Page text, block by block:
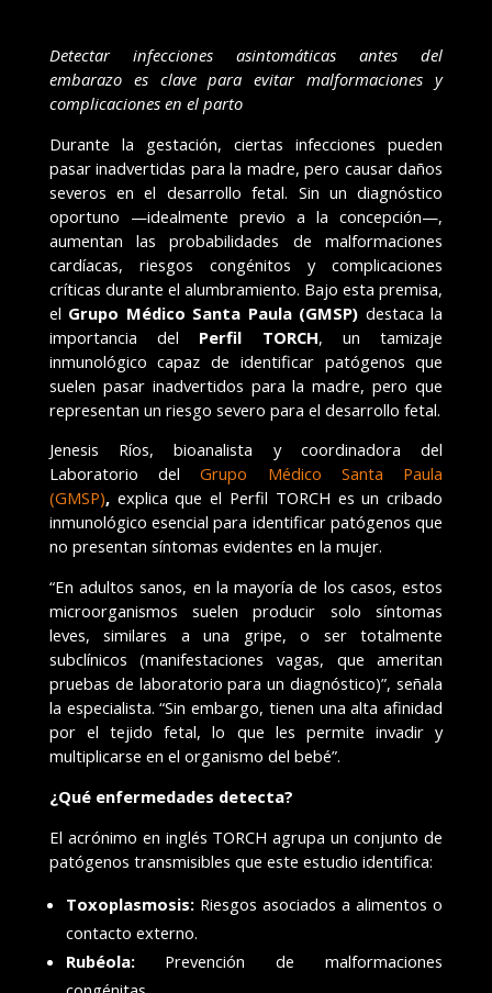
Detectar infecciones asintomáticas antes del
embarazo es clave para evitar malformaciones y
complicaciones en el parto
Durante la gestación, ciertas infecciones pueden
pasar inadvertidas para la madre, pero causar daños
severos en el desarrollo fetal. Sin un diagnóstico
oportuno —idealmente previo a la concepción—,
aumentan las probabilidades de malformaciones
cardíacas, riesgos congénitos y complicaciones
críticas durante el alumbramiento. Bajo esta premisa,
el Grupo Médico Santa Paula (GMSP) destaca la
importancia del Perfil TORCH, un tamizaje
inmunológico capaz de identificar patógenos que
suelen pasar inadvertidos para la madre, pero que
representan un riesgo severo para el desarrollo fetal.
Jenesis Ríos, bioanalista y coordinadora del
Laboratorio delGrupo Médico Santa Paula
(GMSP),explica que el Perfil TORCH es un cribado
inmunológico esencial para identificar patógenos que
no presentan síntomas evidentes en la mujer.
“En adultos sanos, en la mayoría de los casos, estos
microorganismos suelen producir solo síntomas
leves, similares a una gripe, o ser totalmente
subclínicos (manifestaciones vagas, que ameritan
pruebas de laboratorio para un diagnóstico)”, señala
la especialista. “Sin embargo, tienen una alta afinidad
por el tejido fetal, lo que les permite invadir y
multiplicarse en el organismo del bebé”.
¿Qué enfermedades detecta?
El acrónimo en inglés TORCH agrupa un conjunto de
patógenos transmisibles que este estudio identifica:
Toxoplasmosis:Riesgos asociados a alimentos o
contacto externo.
Rubéola:Prevención de malformaciones